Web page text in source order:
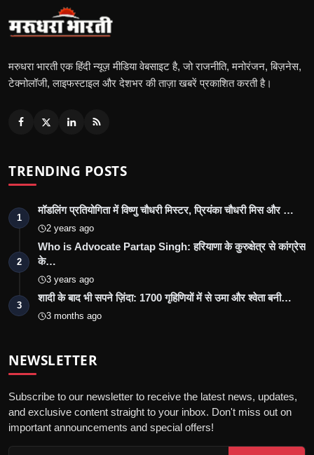
मरुधरा भारती एक हिंदी न्यूज़ मीडिया वेबसाइट है, जो राजनीति, मनोरंजन, बिज़नेस,
टेक्नोलॉजी, लाइफस्टाइल और देशभर की ताज़ा खबरें प्रकाशित करती है।
TRENDING POSTS
1
मॉडलिंग प्रतियोगिता में विष्णु चौधरी मिस्टर, प्रियंका चौधरी मिस और …
2 years ago
2
Who is Advocate Partap Singh: हरियाणा के कुरुक्षेत्र से कांग्रेस
के…
3 years ago
3
शादी के बाद भी सपने ज़िंदा: 1700 गृहिणियों में से उमा और श्वेता बनी…
3 months ago
NEWSLETTER
Subscribe to our newsletter to receive the latest news, updates,
and exclusive content straight to your inbox. Don't miss out on
important announcements and special offers!